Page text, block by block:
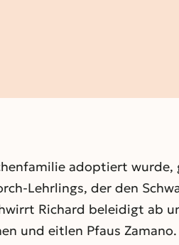
adoptiert
Lehrlings, der den
Richard beleidigt ab
und eitlen Pfaus